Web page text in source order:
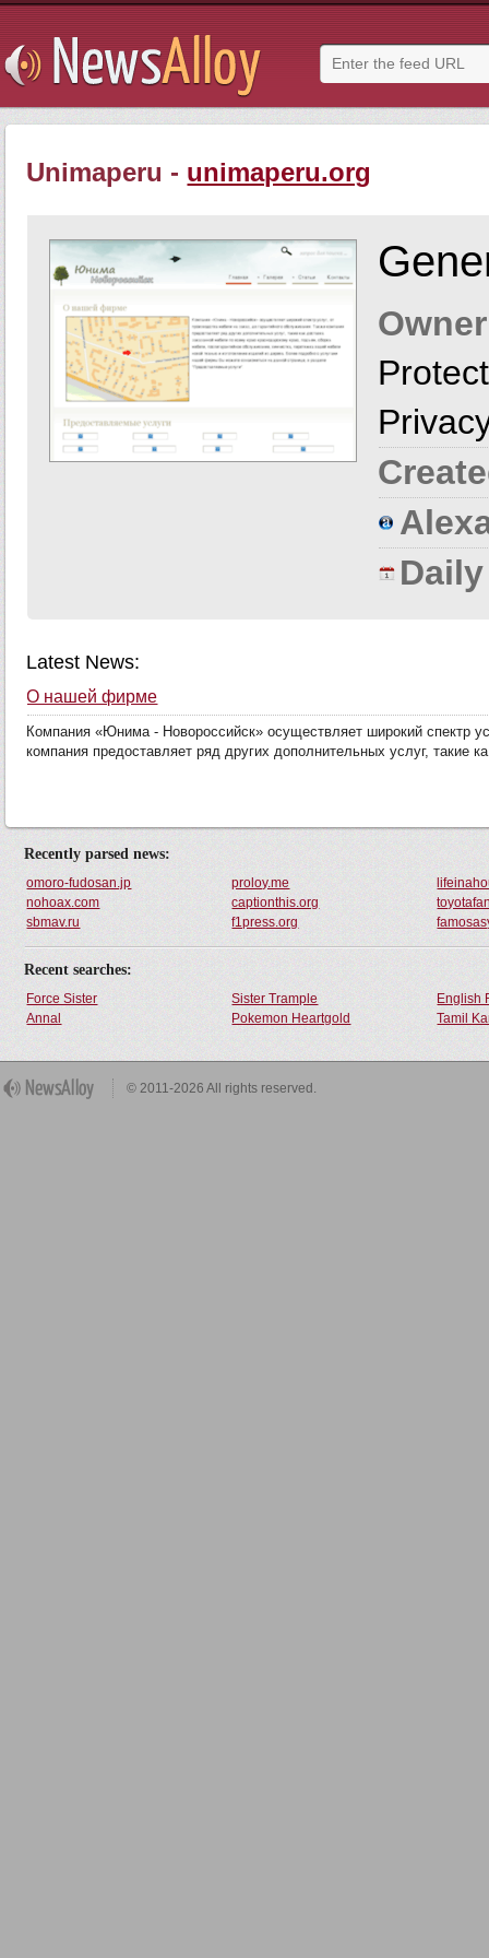
Unimaperu - unimaperu.org
Latest News:
О нашей фирме
Компания «Юнима - Новороссийск» осуществляет широкий спектр
компания предоставляет ряд других дополнительных услуг, такие
Recently parsed news:
omoro-fudosan.jp proloy.me
nohoax.com
captionthis.org
sbmav.ru
f1press.org
Recent searches:
Force Sister Sister Trample
English
Annal
Pokemon Heartgold Tamil
© 2011-2026 All rights reserved.